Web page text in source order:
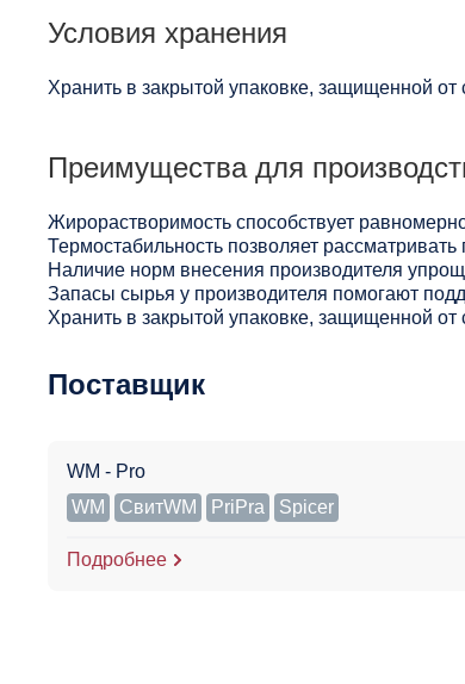
Условия хранения
Хранить в закрытой упаковке, защищенной от
Преимущества для
Жирорастворимость способствует
Термостабильность позволяет
Наличие норм внесения производителя
Запасы сырья у производителя помогают
Хранить в закрытой упаковке, защищенной от
Поставщик
WM - Pro
WM
СвитWM PriPra Spicer
Подробнее